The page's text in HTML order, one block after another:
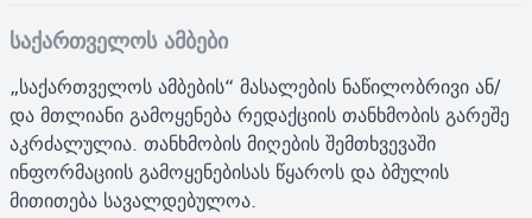
საქართველოს ამბები
„საქართველოს ამბების“ მასალების ნაწილობრივი ან/
და მთლიანი გამოყენება რედაქციის თანხმობის გარეშე
აკრძალულია. თანხმობის მიღების შემთხვევაში
ინფორმაციის გამოყენებისას წყაროს და ბმულის
მითითება სავალდებულოა.